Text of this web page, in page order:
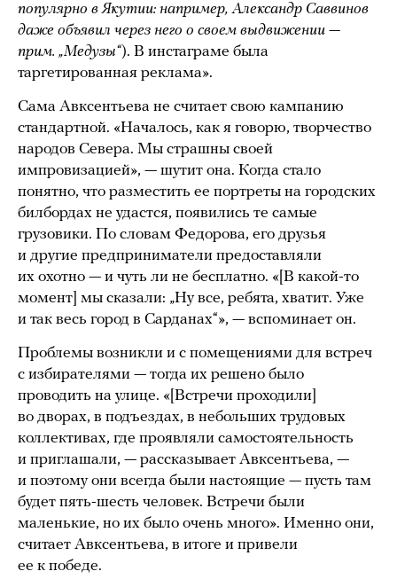
популярно в Якутии: например, Александр Саввинов
даже объявил через него о своем выдвижении —
прим. „Медузы“). В инстаграме была
таргетированная реклама».
Сама Авксентьева не считает свою кампанию
стандартной. «Началось, как я говорю, творчество
народов Севера. Мы страшны своей
импровизацией», — шутит она. Когда стало
понятно, что разместить ее портреты на городских
билбордах не удастся, появились те самые
грузовики. По словам Федорова, его друзья
и другие предприниматели предоставляли
их охотно — и чуть ли не бесплатно. «[В какой-то
момент] мы сказали: „Ну все, ребята, хватит. Уже
и так весь город в Сарданах“», — вспоминает он.
Проблемы возникли и с помещениями для встреч
c избирателями — тогда их решено было
проводить на улице. «[Встречи проходили]
во дворах, в подъездах, в небольших трудовых
коллективах, где проявляли самостоятельность
и приглашали, — рассказывает Авксентьева, —
и поэтому они всегда были настоящие — пусть там
будет пять-шесть человек. Встречи были
маленькие, но их было очень много». Именно они,
считает Авксентьева, в итоге и привели
ее к победе.